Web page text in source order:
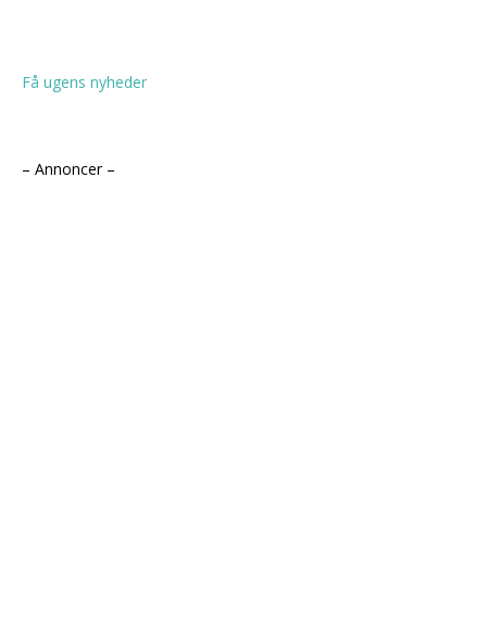
Få ugens nyheder
– Annoncer –